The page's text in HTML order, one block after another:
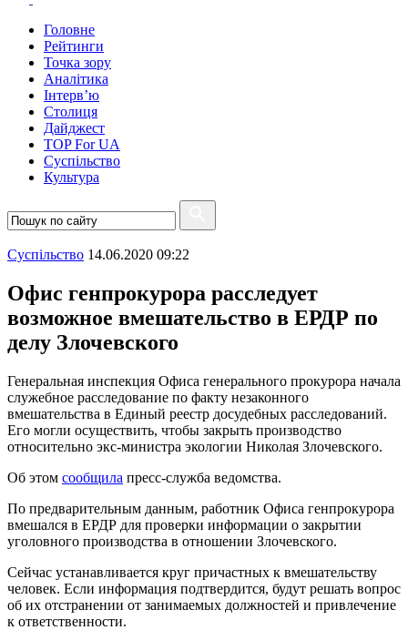
Головне
Рейтинги
Точка зору
Аналітика
Інтерв’ю
Столиця
Дайджест
TOP For UA
Суспiльство
Культура
Суспiльство 14.06.2020 09:22
Офис генпрокурора расследует
возможное вмешательство в ЕРДР по
делу Злочевского
Генеральная инспекция Офиса генерального прокурора начала
служебное расследование по факту незаконного
вмешательства в Единый реестр досудебных расследований.
Его могли осуществить, чтобы закрыть производство
относительно экс-министра экологии Николая Злочевского.
Об этом сообщила пресс-служба ведомства.
По предварительным данным, работник Офиса генпрокурора
вмешался в ЕРДР для проверки информации о закрытии
уголовного производства в отношении Злочевского.
Сейчас устанавливается круг причастных к вмешательству
человек. Если информация подтвердится, будут решать вопрос
об их отстранении от занимаемых должностей и привлечение
к ответственности.